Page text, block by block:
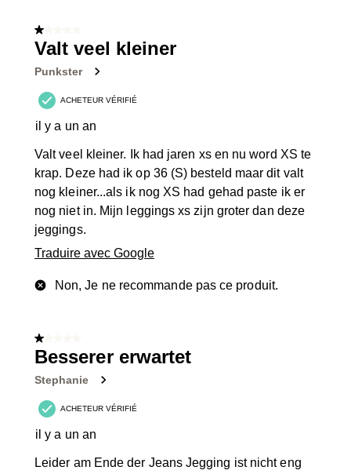
sur
avis.
1 sur 5 étoiles.
Valt veel kleiner
Punkster
ACHETEUR VÉRIFIÉ
il y a un an
Valt veel kleiner. Ik had jaren xs en nu word XS te
krap. Deze had ik op 36 (S) besteld maar dit valt
nog kleiner...als ik nog XS had gehad paste ik er
nog niet in. Mijn leggings xs zijn groter dan deze
jeggings.
Traduire avec Google
Non, Je ne recommande pas ce produit.
1 sur 5 étoiles.
Besserer erwartet
Stephanie
ACHETEUR VÉRIFIÉ
il y a un an
Leider am Ende der Jeans Jegging ist nicht eng